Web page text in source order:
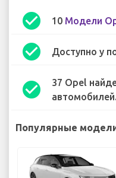
check_circle 10 Модели
check_circle Доступно у
check_circle
37 Opel
автомобилей.
Популярные